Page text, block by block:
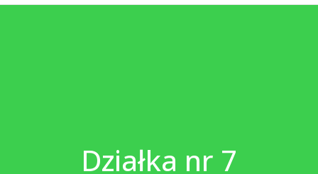
Działka nr 7